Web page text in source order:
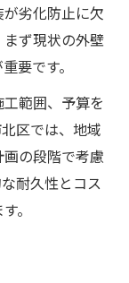
を減らす方
抑えるコ
を最小化
わせ例
しないため
劣化防止に欠
ず現状の外壁
要です。
範囲、予算を
区では、地域
の段階で考慮
耐久性とコス
。